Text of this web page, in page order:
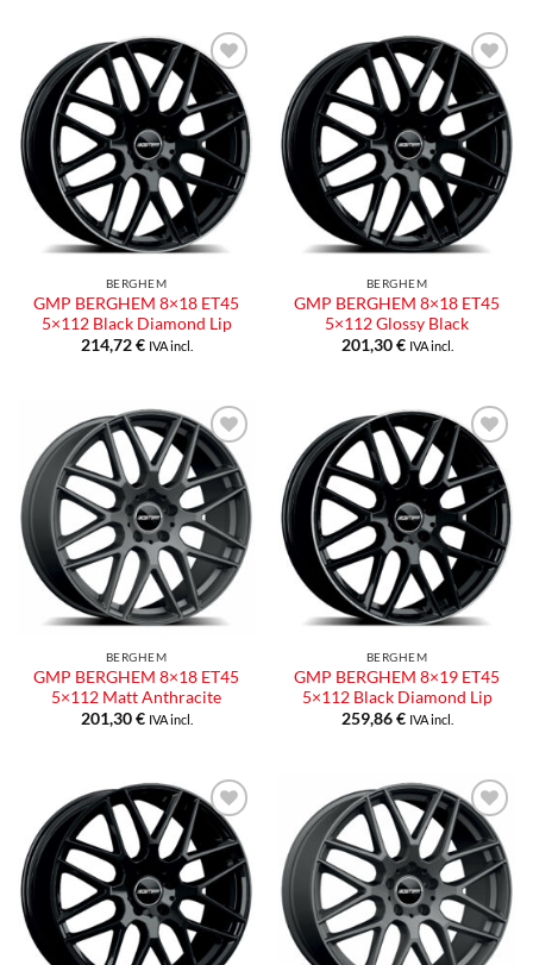
Aggiungi
alla lista
desideri
BERGHEM
GMP BERGHEM 8×18 ET45
5×112 Black Diamond Lip
214,72€ IVA incl.
Aggiungi
alla lista
desideri
BERGHEM
GMP BERGHEM 8×18 ET45
5×112 Glossy Black
201,30€ IVA incl.
Aggiungi
alla lista
desideri
BERGHEM
GMP BERGHEM 8×18 ET45
5×112 Matt Anthracite
201,30€ IVA incl.
Aggiungi
alla lista
desideri
BERGHEM
GMP BERGHEM 8×19 ET45
5×112 Black Diamond Lip
259,86€ IVA incl.
Aggiungi
alla lista
desideri
Aggiungi
alla lista
desideri